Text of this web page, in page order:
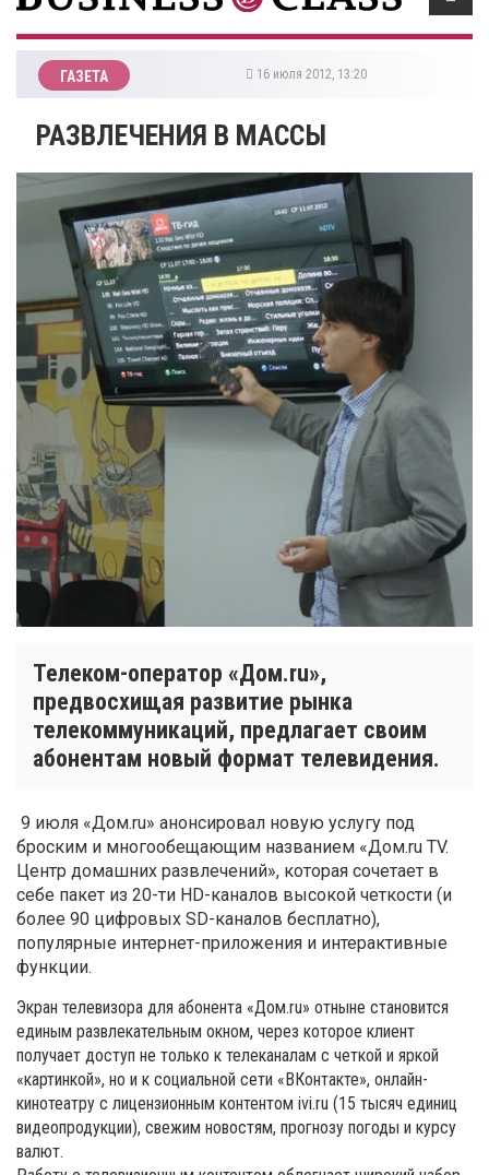
ГАЗЕТА 16 июля 2012, 13:20
РАЗВЛЕЧЕНИЯ В МАССЫ
Телеком-оператор «Дом.ru»,
предвосхищая развитие рынка
телекоммуникаций, предлагает своим
абонентам новый формат телевидения.
9 июля «Дом.ru» анонсировал новую услугу под
броским и многообещающим названием «Дом.ru TV.
Центр домашних развлечений», которая сочетает в
себе пакет из 20-ти HD-каналов высокой четкости (и
более 90 цифровых SD-каналов бесплатно),
популярные интернет-приложения и интерактивные
функции.
Экран телевизора для абонента «Дом.ru» отныне становится
единым развлекательным окном, через которое клиент
получает доступ не только к телеканалам с четкой и яркой
«картинкой», но и к социальной сети «ВКонтакте», онлайн-
кинотеатру с лицензионным контентом ivi.ru (15 тысяч единиц
видеопродукции), свежим новостям, прогнозу погоды и курсу
валют.